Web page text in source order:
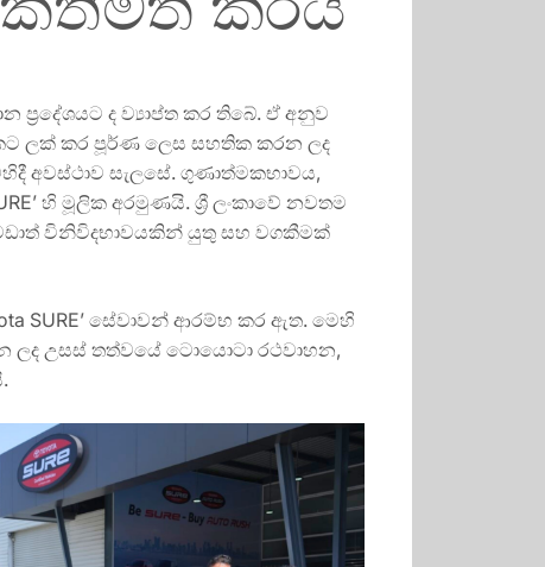
ප්‍රදේශයට ද ව්‍යාප්ත කර තිබේ. ඒ අනුව
ලක් කර පූර්ණ ලෙස සහතික කරන ලද
අවස්ථාව සැලසේ. ගුණාත්මකභාවය,
හි මූලික අරමුණයි. ශ්‍රී ලංකාවේ නවතම
විනිවිදභාවයකින් යුතු සහ වගකීමක්
SURE’ සේවාවන් ආරම්භ කර ඇත. මෙහි
ලද උසස් තත්වයේ ටොයොටා රථවාහන,